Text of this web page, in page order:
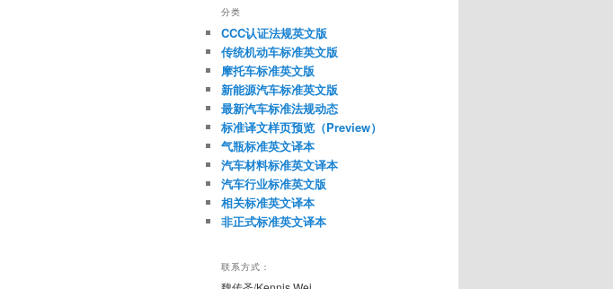
分类
CCC认证法规英文版
传统机动车标准英文版
摩托车标准英文版
新能源汽车标准英文版
最新汽车标准法规动态
标准译文样页预览（Preview）
气瓶标准英文译本
汽车材料标准英文译本
汽车行业标准英文版
相关标准英文译本
非正式标准英文译本
联系方式：